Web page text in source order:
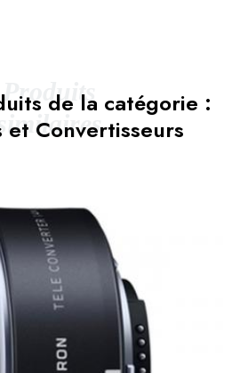
Produitsde la catégorie :
et Convertisseurs